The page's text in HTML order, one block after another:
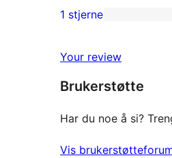
reviews
2-
reviews
star
reviews
1 stjerne
Your review
Brukerstøtte
Har du noe å si?
Vis